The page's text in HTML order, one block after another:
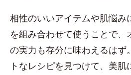
相性のいいアイテムや肌悩み
を組み合わせて使うことで、
の実力も存分に味わえるはず
トなレシピを見つけて、美